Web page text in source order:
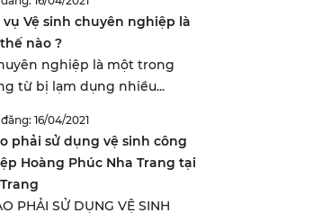
vụ Vệ sinh chuyên nghiệp là
nào ?
nghiệp là một trong
từ bị lạm dụng nhiều...
16/04/2021
phải sử dụng vệ sinh công
Hoàng Phúc Nha Trang tại
PHẢI SỬ DỤNG VỆ SINH